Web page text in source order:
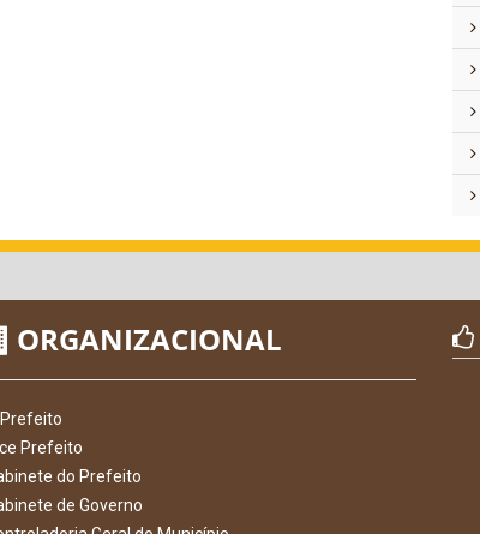
ORGANIZACIONAL
Prefeito
do Prefeito
de Governo